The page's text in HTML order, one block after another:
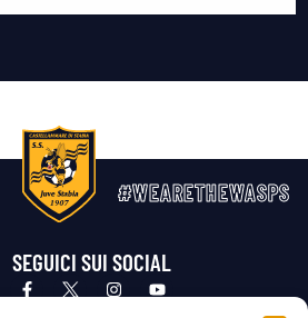
#WEARETHEWASPS
SEGUICI SUI SOCIAL